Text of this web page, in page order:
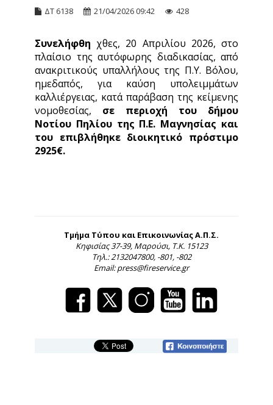
ΔΤ 6138 21/04/2026 09:42 428
Συνελήφθη χθες, 20 Απριλίου 2026, στο
πλαίσιο της αυτόφωρης διαδικασίας, από
ανακριτικούς υπαλλήλους της Π.Υ. Βόλου,
ημεδαπός, για καύση υπολειμμάτων
καλλιέργειας, κατά παράβαση της κείμενης
νομοθεσίας, σε περιοχή του δήμου
Νοτίου Πηλίου της Π.Ε. Μαγνησίας και
του επιβλήθηκε διοικητικό πρόστιμο
2925€.
Τμήμα Τύπου και Επικοινωνίας Α.Π.Σ.
Κηφισίας 37-39, Μαρούσι, Τ.Κ. 15123
Τηλ.: 2132047800, -801, -802
Email: press@fireservice.gr